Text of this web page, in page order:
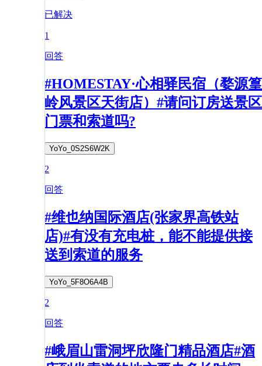
已解决
1
回答
#HOMESTAY·心相驿民宿（婺源篁
岭风景区天街店）#请问订房送景区
门票和索道吗?
YoYo_0S2S6W2K
2
回答
#维也纳国际酒店(张家界高铁站
店)#有没有充电桩，能不能提供接
送到索道的服务
YoYo_5F8O6A4B
2
回答
#峨眉山雷洞坪欣隆门精品酒店#酒